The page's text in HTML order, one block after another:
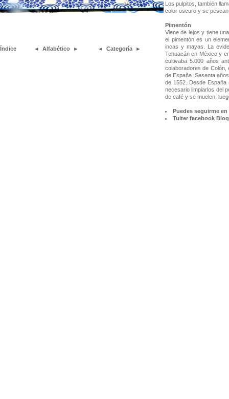
Índice ◄ Alfabético ► ◄ Categoría ►
Los pulpitos, también
color oscuro y se
Pimentón
Viene de lejos y tiene
el pimentón es un
incas y mayas. La
Tehuacán en México y
cultivaba 5.000 años
colaboradores de Colón,
de España. Sesenta
de 1552. Desde España
necesario limpiarlos del
de café y se muelen,
Puedes seguirme en
Tuiter facebook Blog